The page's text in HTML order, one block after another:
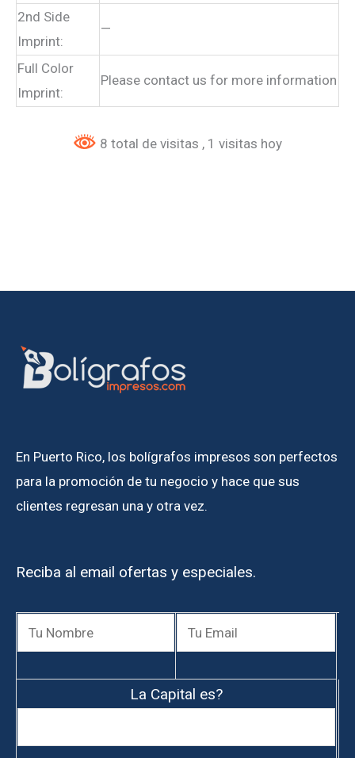
2nd Side
Imprint:
—
Full Color
Imprint:
Please contact us for more information
8 total de visitas , 1 visitas hoy
En Puerto Rico, los bolígrafos impresos son perfectos
para la promoción de tu negocio y hace que sus
clientes regresan una y otra vez.
Reciba al email ofertas y especiales.
La Capital es?